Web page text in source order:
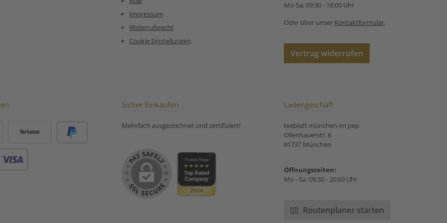
Impressum
Widerrufsrecht
Cookie Einstellungen
Mo-Sa, 09:30 - 18:00 Uhr
Oder über unser Kontaktformular.
Vertrag widerrufen
Sicher Einkaufen
Mehrfach ausgezeichnet und zertifiziert!
Ladengeschäft
teeblatt münchen im pep
Ollenhauerstr. 6
81737 München
Öffnungszeiten:
Mo - Sa: 09:30 - 20:00 Uhr
Routenplaner starten